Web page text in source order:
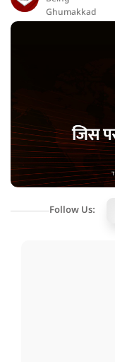
Ghumakkad
Follow Us: